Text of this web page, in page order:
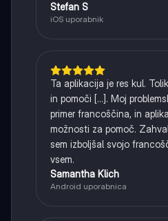
Stefan S
iOS uporabnik
Ta aplikacija je res kul.
in pomoči [...]. Moj
primer francoščina, in
možnosti za pomoč.
sem izboljšal svojo
vsem.
Samantha Klich
Android uporabnica